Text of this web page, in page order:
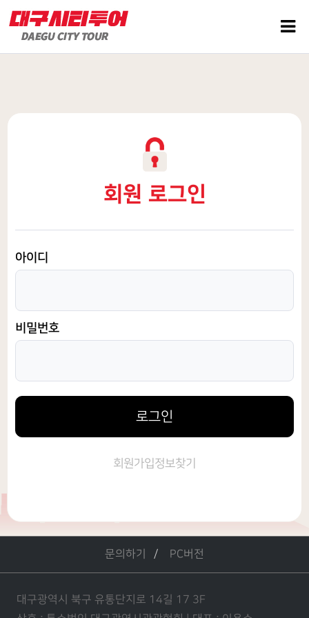
회원 로그인
아이디
비밀번호
로그인
회원가입정보찾기
문의하기 PC버전
대구광역시 북구 유통단지로 14길 17 3F